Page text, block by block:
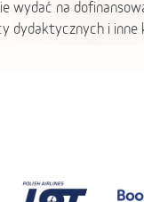
wydać na
dydaktycznych i inne